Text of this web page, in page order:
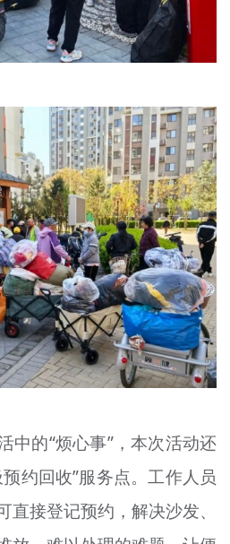
中的“烦心事”，本次活动还
约回收”服务点。工作人员
接登记预约，解决沙发、